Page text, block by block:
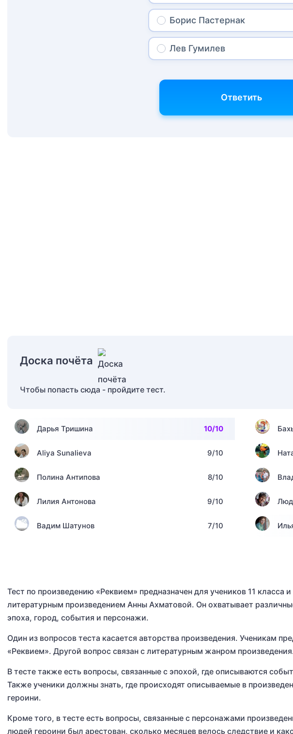
Борис Пастернак
Лев Гумилев
Ответить
Доска почёта
Чтобы попасть сюда - пройдите тест.
Дарья Тришина 10/10
Aliya Sunalieva 9/10
Полина Антипова 8/10
Лилия Антонова 9/10
Вадим Шатунов 7/10
Тест по произведению «Реквием» предназначен для учеников 11 класса
литературным произведением Анны Ахматовой. Он охватывает
эпоха, город, события и персонажи.
Один из вопросов теста касается авторства произведения. Ученикам
«Реквием». Другой вопрос связан с литературным жанром
В тесте также есть вопросы, связанные с эпохой, где описываются
Также ученики должны знать, где происходят описываемые в
героини.
Кроме того, в тесте есть вопросы, связанные с персонажами
людей героини был арестован, сколько месяцев велось следствие и